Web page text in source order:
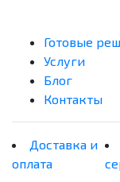
Готовые
Услуги
Блог
Контакты
Доставка и
оплата